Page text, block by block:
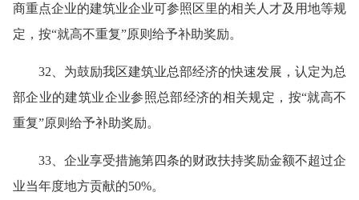
商重点企业的建筑业企业可参照区里的相关人才及用地等规
定，按“就高不重复”原则给予补助奖励。
32、为鼓励我区建筑业总部经济的快速发展，认定为总
部企业的建筑业企业参照总部经济的相关规定，按“就高不
重复”原则给予补助奖励。
33、企业享受措施第四条的财政扶持奖励金额不超过企
业当年度地方贡献的50%。